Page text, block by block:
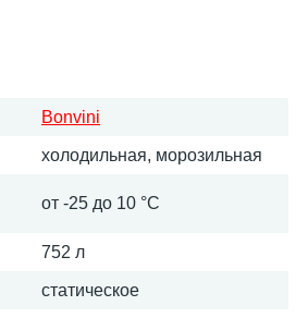
Bonvini
холодильная, морозильная
от -25 до 10 °C
752 л
статическое